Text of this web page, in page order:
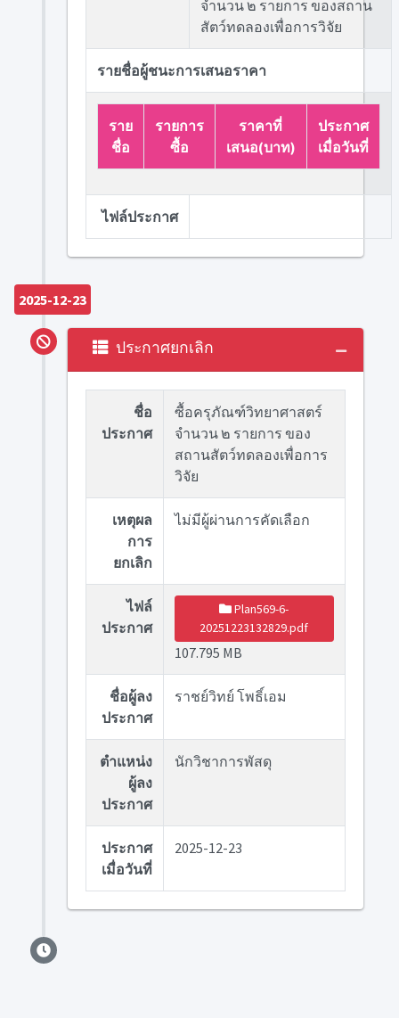
จำนวน ๒ รายการ ของสถาน
สัตว์ทดลองเพื่อการวิจัย
รายชื่อผู้ชนะการเสนอราคา
ราย
ชื่อ
รายการ
ซื้อ
ราคาที่
เสนอ(บาท)
ประกาศ
เมื่อวันที่
ไฟล์ประกาศ
2025-12-23
ประกาศยกเลิก
ชื่อ
ประกาศ
ซื้อครุภัณฑ์วิทยาศาสตร์
จำนวน ๒ รายการ ของ
สถานสัตว์ทดลองเพื่อการ
วิจัย
เหตุผล
การ
ยกเลิก
ไม่มีผู้ผ่านการคัดเลือก
ไฟล์
ประกาศ
Plan569-6-
20251223132829.pdf
107.795 MB
ชื่อผู้ลง
ประกาศ
ราชย์วิทย์ โพธิ์เอม
ตำแหน่ง
ผู้ลง
ประกาศ
นักวิชาการพัสดุ
ประกาศ
เมื่อวันที่
2025-12-23